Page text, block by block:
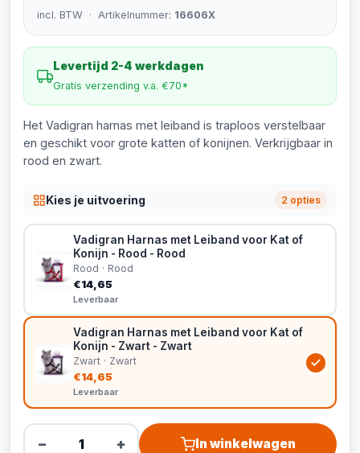
incl. BTW · Artikelnummer: 16606X
Levertijd 2-4 werkdagen
Gratis verzending v.a. €70*
Het Vadigran harnas met leiband is traploos verstelbaar
en geschikt voor grote katten of konijnen. Verkrijgbaar in
rood en zwart.
Kies je uitvoering 2 opties
Vadigran Harnas met Leiband voor Kat of
Konijn - Rood - Rood
Rood · Rood
€14,65
Leverbaar
Vadigran Harnas met Leiband voor Kat of
Konijn - Zwart - Zwart
Zwart · Zwart
€14,65
Leverbaar
− + In winkelwagen